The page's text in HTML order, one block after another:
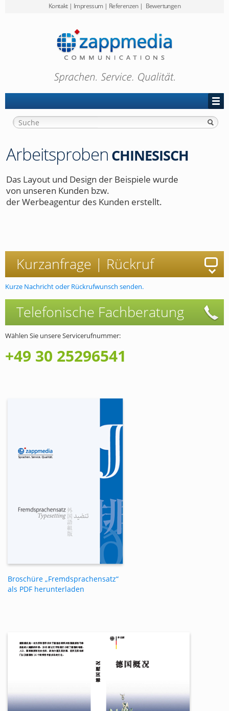
Kontakt| Impressum| Referenzen| Bewertungen
Arbeitsproben CHINESISCH
Das Layout und Design der Beispiele wurde
von unseren Kunden bzw.
der Werbeagentur des Kunden erstellt.
Kurzanfrage | Rückruf
Kurze Nachricht oder Rückrufwunsch senden.
Telefonische Fachberatung
Wählen Sie unsere Servicerufnummer:
+49 30 25296541
Broschüre „Fremdsprachensatz“
als PDF herunterladen